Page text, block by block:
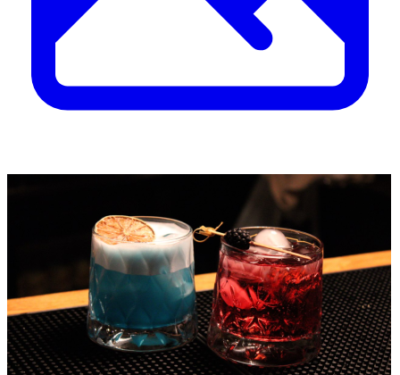
U srijedu, 12. kolovoza